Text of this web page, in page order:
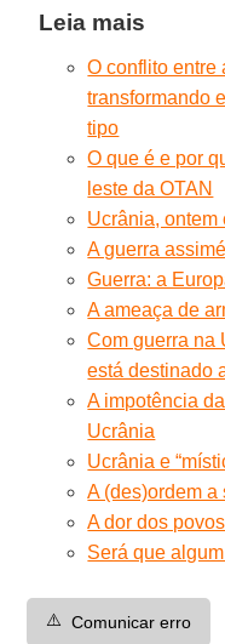
Leia mais
O conflito entre
transformando
tipo
O que é e por
leste da OTAN
Ucrânia, ontem
A guerra
Guerra: a
A ameaça de
Com guerra na
está destinado
A impotência
Ucrânia
Ucrânia e
A (des)ordem a
A dor dos
Será que
⚠️ Comunicar erro